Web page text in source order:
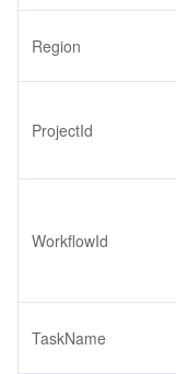
Region
ProjectId
WorkflowId
TaskName